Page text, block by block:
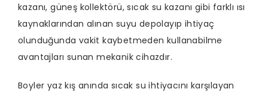
kazanı, güneş kollektörü, sıcak su kazanı gibi farklı ısı
kaynaklarından alınan suyu depolayıp ihtiyaç
olunduğunda vakit kaybetmeden kullanabilme
avantajları sunan mekanik cihazdır.
Boyler yaz kış anında sıcak su ihtiyacını karşılayan